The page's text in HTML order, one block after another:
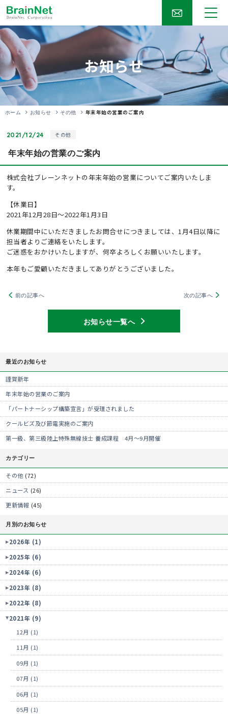
お知らせ
ホーム お知らせ その他 年末年始の営業のご案内
2021/12/24 その他
年末年始の営業のご案内
株式会社ブレーンネットの年末年始の営業についてご案内いたしま
す。
【休業日】
2021年12月28日～2022年1月3日
休業期間中にいただきましたお問合せにつきましては、1月4日以降に
担当者よりご連絡をいたします。
ご迷惑をおかけいたしますが、何卒よろしくお願いいたします。
本年もご愛顧いただきましてありがとうございました。
前の記事へ 次の記事へ
お知らせ一覧へ
最近のお知らせ
謹賀新年
年末年始の営業のご案内
「パートナーシップ構築宣言」が受理されました
クールビズ及び節電実施のご案内
第一級、第三級陸上特殊無線技士 養成課程 4月～9月開催
カテゴリー
その他 (72)
ニュース (26)
更新情報 (45)
月別のお知らせ
2026年 (1)
2025年 (6)
2024年 (6)
2023年 (8)
2022年 (8)
2021年 (9)
12月 (1)
11月 (1)
09月 (1)
07月 (1)
06月 (1)
05月 (1)